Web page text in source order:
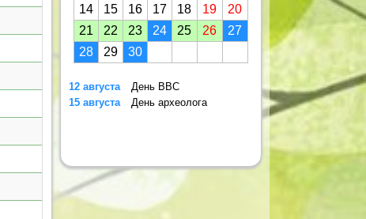
14
15 16 17 18 19
20
21
22 23 24 25 26
27
28
29 30
12 августа
День ВВС
15 августа
День археолога